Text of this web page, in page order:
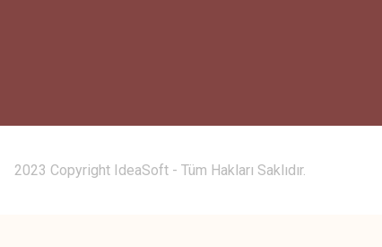
2023 Copyright IdeaSoft - Tüm Hakları Saklıdır.